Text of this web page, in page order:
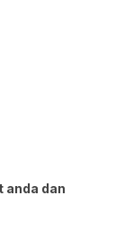
anda dan